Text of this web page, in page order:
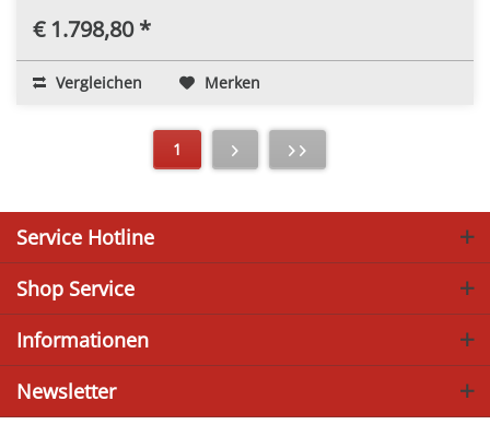
€ 1.798,80 *
Vergleichen Merken
1
Service Hotline
Shop Service
Informationen
Newsletter